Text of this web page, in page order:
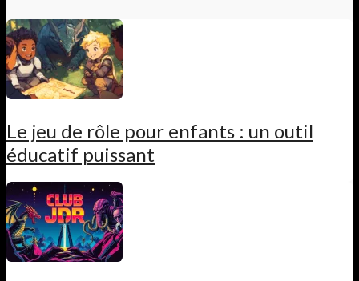
Le jeu de rôle pour enfants : un outil
éducatif puissant